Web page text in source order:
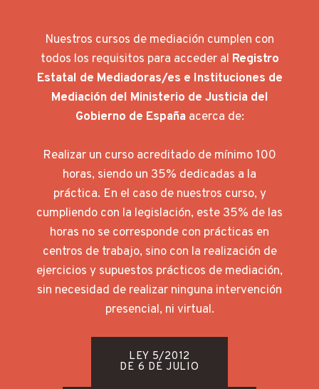
Nuestros cursos de mediación cumplen con
todos los requisitos para acceder al Registro
Estatal de Mediadoras/es e Instituciones de
Mediación del Ministerio de Justicia del
Gobierno de España acerca de:
Realizar un curso acreditado de mínimo 100
horas, siendo un 35% dedicadas a la
práctica. En el caso de nuestros curso, y
cumpliendo con la legislación, este 35% de las
horas no se corresponde con prácticas en
centros de trabajo, sino con la realización de
ejercicios y supuestos prácticos de mediación,
sin necesidad de realizar ninguna intervención
presencial, ni virtual.
LEY 5/2012
DE 6 DE JULIO